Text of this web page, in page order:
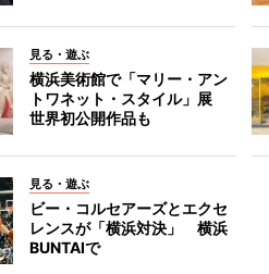
見る・遊ぶ
横浜美術館で「マリー・アン
トワネット・スタイル」展
世界初公開作品も
見る・遊ぶ
ビー・コルセアーズとエクセ
レンスが「横浜対決」 横浜
BUNTAIで